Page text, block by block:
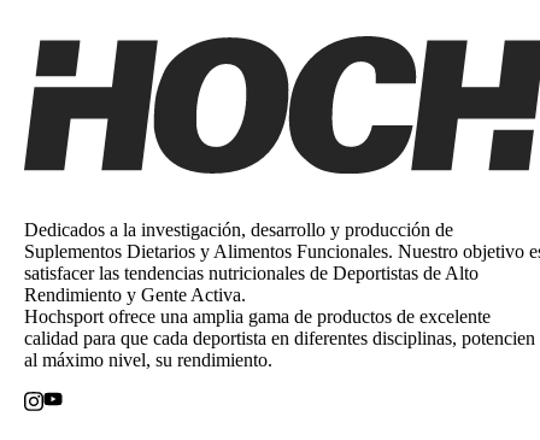
Dedicados a la investigación, desarrollo y producción de
Suplementos Dietarios y Alimentos Funcionales. Nuestro objetivo
satisfacer las tendencias nutricionales de Deportistas de Alto
Rendimiento y Gente Activa.
Hochsport ofrece una amplia gama de productos de excelente
calidad para que cada deportista en diferentes disciplinas, potencien
al máximo nivel, su rendimiento.